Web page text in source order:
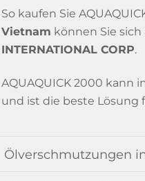
So kaufen Sie
Vietnam können Sie
INTERNATIONAL CORP.
AQUAQUICK 2000 kann
und ist die beste Lösung
Ölverschmutzungen